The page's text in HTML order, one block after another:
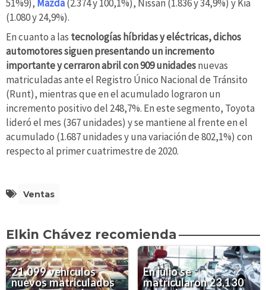
51%9), Mazda(2.374 y 100,1%), Nissan (1.836 y 34,9%) y Kia
(1.080 y 24,9%).
En cuanto a las tecnologías híbridas y eléctricas, dichos
automotores siguen presentando un incremento
importante y cerraron abril con 909 unidadesnuevas
matriculadas ante el Registro Único Nacional de Tránsito
(Runt), mientras que en el acumulado lograron un
incremento positivo del 248,7%. En este segmento, Toyota
lideró el mes (367 unidades) y se mantiene al frente en el
acumulado (1.687 unidades y una variación de 802,1%) con
respecto al primer cuatrimestre de 2020.
Ventas
Elkin Chávez recomienda
21.099 vehículos
nuevos matriculados
En julio se
matricularon 23.130